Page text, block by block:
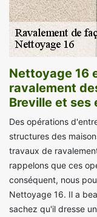
Nettoyage 16
ravalement
Breville et ses
Des opérations
structures des
travaux de
rappelons que ces
conséquent, nous
Nettoyage 16. Il a
sachez qu'il dresse